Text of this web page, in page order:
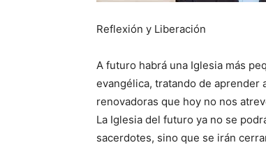
Reflexión y Liberación
A futuro habrá una Iglesia más
evangélica, tratando de aprender
renovadoras que hoy no nos
La Iglesia del futuro ya no se
sacerdotes, sino que se irán